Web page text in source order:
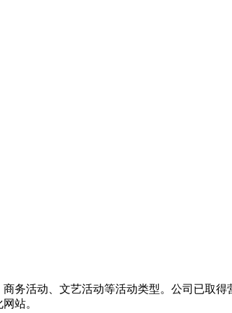
务活动、文艺活动等活动类型。公司已取得
站。